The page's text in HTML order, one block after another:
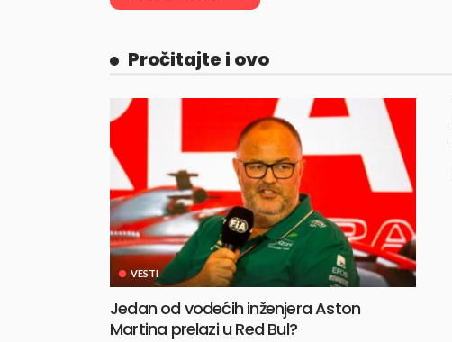
Pročitajte i ovo
VESTI
Jedan od vodećih inženjera Aston
Martina prelazi u Red Bul?